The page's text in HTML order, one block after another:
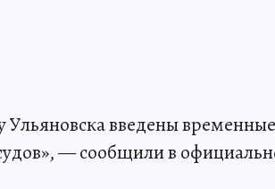
Ульяновска введены
— сообщили в